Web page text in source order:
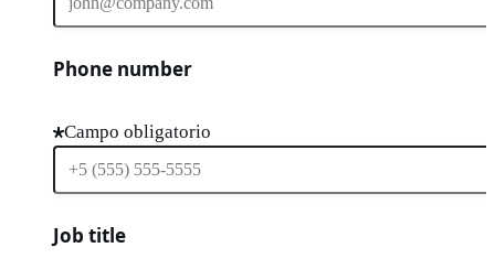
Phone number
Campo obligatorio
Job title